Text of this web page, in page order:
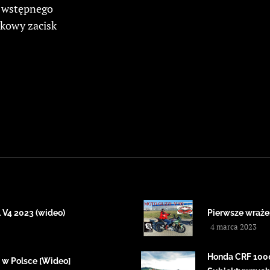
zacisk
2023 (wideo) Pierwsze
4 marca 2023
w Polsce [Wideo]
Honda CRF